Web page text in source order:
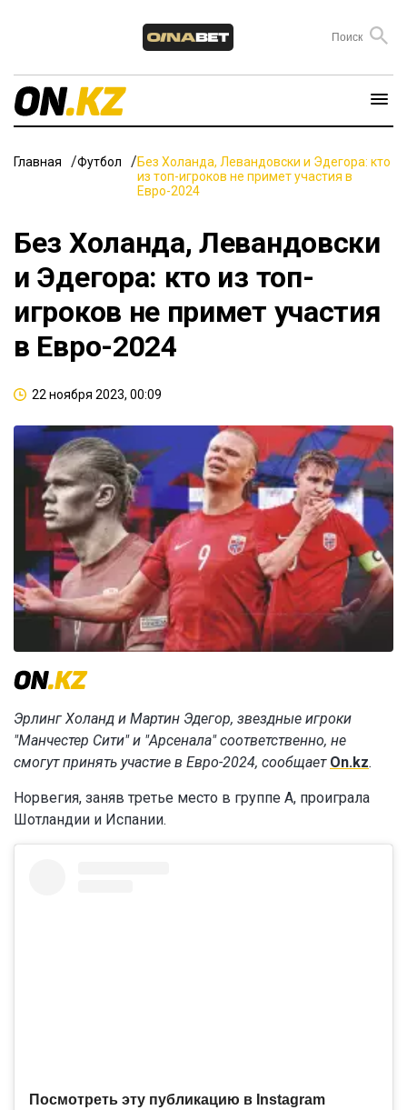
Главная Футбол
Без Холанда, Левандовски и Эдегора: кто
из топ-игроков не примет участия в
Евро-2024
Без Холанда, Левандовски
и Эдегора: кто из топ-
игроков не примет участия
в Евро-2024
22 ноября 2023, 00:09
Эрлинг Холанд и Мартин Эдегор, звездные игроки
"Манчестер Сити" и "Арсенала" соответственно, не
смогут принять участие в Евро-2024, сообщает On.kz.
Норвегия, заняв третье место в группе A, проиграла
Шотландии и Испании.
Посмотреть эту публикацию в Instagram